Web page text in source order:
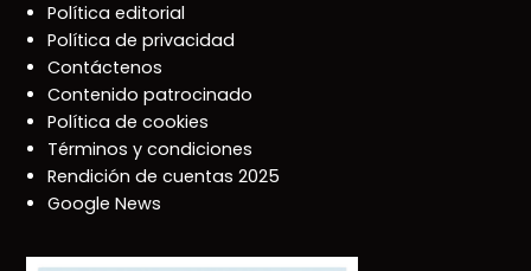
Política editorial
Política de privacidad
Contáctenos
Contenido patrocinado
Política de cookies
Términos y condiciones
Rendición de cuentas 2025
Google News